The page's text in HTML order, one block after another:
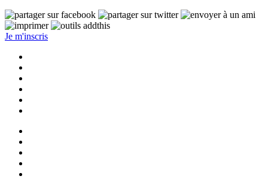
Je m'inscris